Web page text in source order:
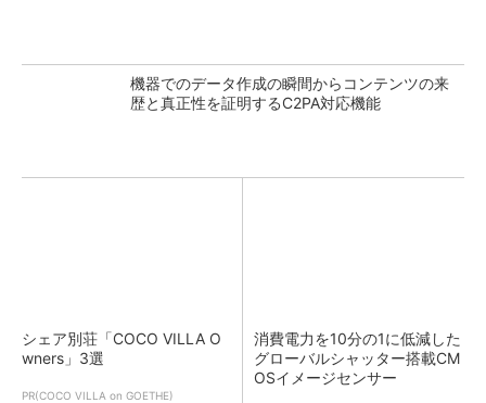
機器でのデータ作成の瞬間からコンテンツの来
歴と真正性を証明するC2PA対応機能
シェア別荘「COCO VILLA O
wners」3選
PR(COCO VILLA on GOETHE)
消費電力を10分の1に低減した
グローバルシャッター搭載CM
OSイメージセンサー